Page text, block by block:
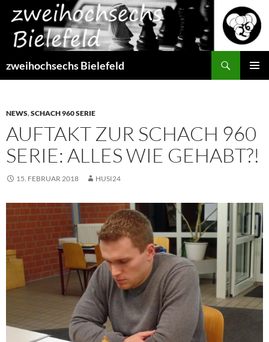
Inhalt
springen
zweihochsechs Bielefeld
NEWS,SCHACH 960 SERIE
AUFTAKT ZUR SCHACH 960
SERIE: ALLES WIE GEHABT?!
15. FEBRUAR 2018 HUSI24